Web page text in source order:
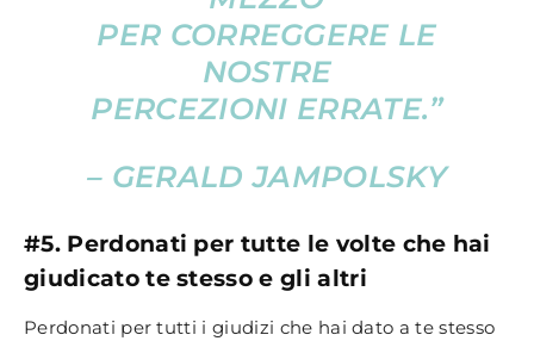
PER CORREGGERE LE
NOSTRE
PERCEZIONI ERRATE.”
– GERALD JAMPOLSKY
#5. Perdonati per tutte le volte che hai
giudicato te stesso e gli altri
Perdonati per tutti i giudizi che hai dato a te stesso